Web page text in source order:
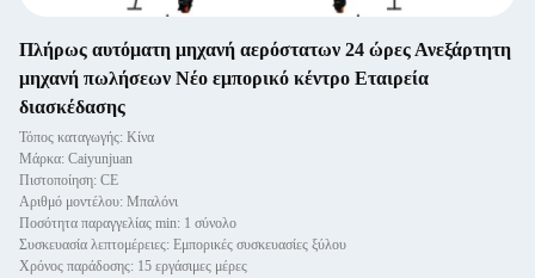
Πλήρως αυτόματη μηχανή αερόστατων 24 ώρες Ανεξάρτητη
μηχανή πωλήσεων Νέο εμπορικό κέντρο Εταιρεία
διασκέδασης
Τόπος καταγωγής: Κίνα
Μάρκα: Caiyunjuan
Πιστοποίηση: CE
Αριθμό μοντέλου: Μπαλόνι
Ποσότητα παραγγελίας min: 1 σύνολο
Συσκευασία λεπτομέρειες: Εμπορικές συσκευασίες ξύλου
Χρόνος παράδοσης: 15 εργάσιμες μέρες